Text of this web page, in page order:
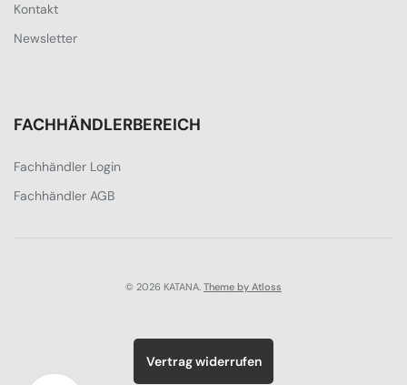
Kontakt
Newsletter
FACHHÄNDLERBEREICH
Fachhändler Login
Fachhändler AGB
© 2026 KATANA. Theme by Atloss
Vertrag widerrufen